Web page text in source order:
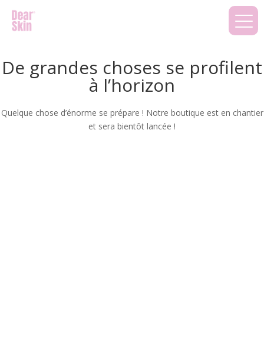
De grandes choses se profilent
à l’horizon
Quelque chose d’énorme se prépare ! Notre boutique est en chantier
et sera bientôt lancée !